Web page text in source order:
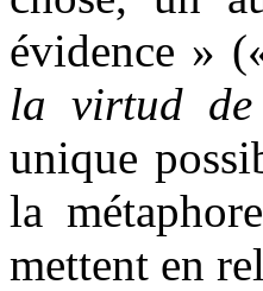
évidence »
la virtud
unique
la
mettent en